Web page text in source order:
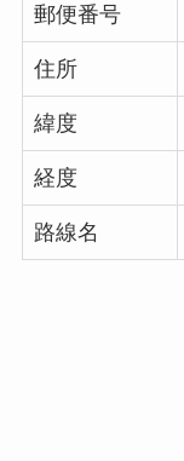
郵便番号
住所
緯度
経度
路線名